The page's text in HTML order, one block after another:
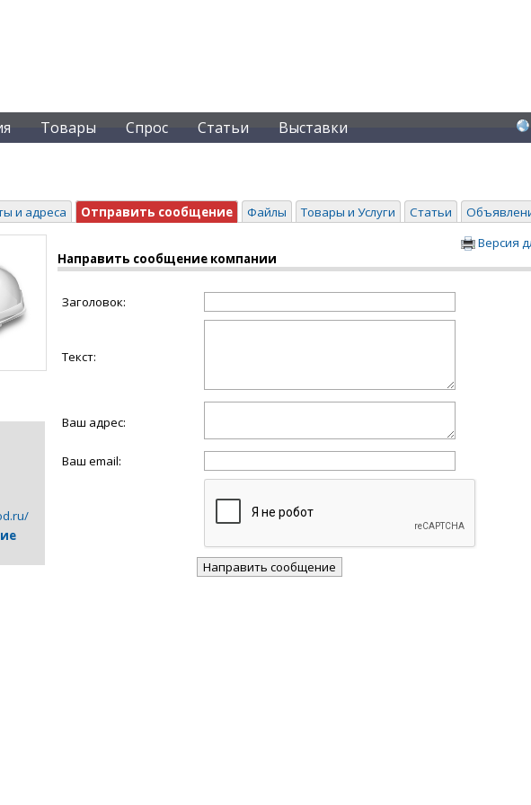
Товары Спрос Статьи Выставки
и адреса Отправить сообщение Файлы Товары и Услуги Статьи
Версия
Направить сообщение компании
Заголовок:
Текст:
Ваш адрес:
Ваш email: